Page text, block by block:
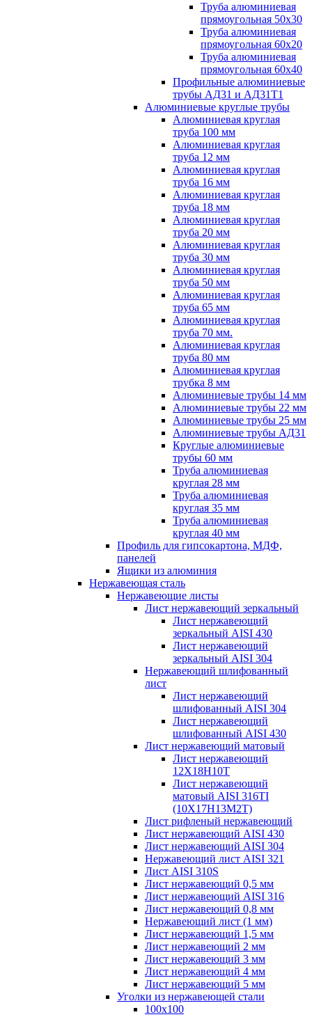
Труба алюминиевая
прямоугольная 50х30
Труба алюминиевая
прямоугольная 60x20
Труба алюминиевая
прямоугольная 60х40
Профильные алюминиевые
трубы АД31 и АД31Т1
Алюминиевые круглые трубы
Алюминиевая круглая
труба 100 мм
Алюминиевая круглая
труба 12 мм
Алюминиевая круглая
труба 16 мм
Алюминиевая круглая
труба 18 мм
Алюминиевая круглая
труба 20 мм
Алюминиевая круглая
труба 30 мм
Алюминиевая круглая
труба 50 мм
Алюминиевая круглая
труба 65 мм
Алюминиевая круглая
труба 70 мм.
Алюминиевая круглая
труба 80 мм
Алюминиевая круглая
трубка 8 мм
Алюминиевые трубы 14 мм
Алюминиевые трубы 22 мм
Алюминиевые трубы 25 мм
Алюминиевые трубы АД31
Круглые алюминиевые
трубы 60 мм
Труба алюминиевая
круглая 28 мм
Труба алюминиевая
круглая 35 мм
Труба алюминиевая
круглая 40 мм
Профиль для гипсокартона, МДФ,
панелей
Ящики из алюминия
Нержавеющая сталь
Нержавеющие листы
Лист нержавеющий зеркальный
Лист нержавеющий
зеркальный AISI 430
Лист нержавеющий
зеркальный AISI 304
Нержавеющий шлифованный
лист
Лист нержавеющий
шлифованный AISI 304
Лист нержавеющий
шлифованный AISI 430
Лист нержавеющий матовый
Лист нержавеющий
12X18H10T
Лист нержавеющий
матовый AISI 316TI
(10Х17Н13М2Т)
Лист рифленый нержавеющий
Лист нержавеющий AISI 430
Лист нержавеющий AISI 304
Нержавеющий лист AISI 321
Лист AISI 310S
Лист нержавеющий 0,5 мм
Лист нержавеющий AISI 316
Лист нержавеющий 0,8 мм
Нержавеющий лист (1 мм)
Лист нержавеющий 1,5 мм
Лист нержавеющий 2 мм
Лист нержавеющий 3 мм
Лист нержавеющий 4 мм
Лист нержавеющий 5 мм
Уголки из нержавеющей стали
100х100